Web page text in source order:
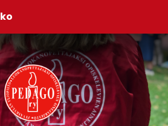
Pedago ry